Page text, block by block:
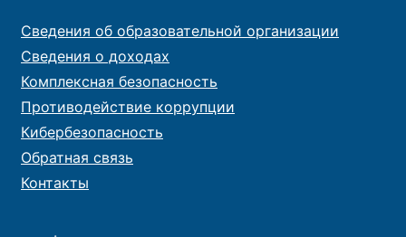
Сведения об образовательной организации
Сведения о доходах
Комплексная безопасность
Противодействие коррупции
Кибербезопасность
Обратная связь
Контакты